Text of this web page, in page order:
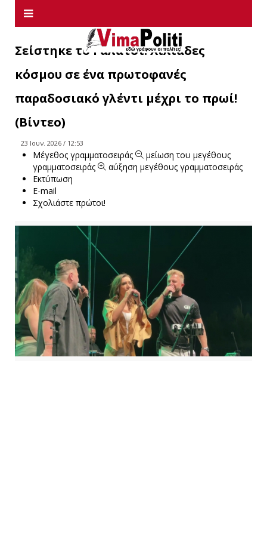
Σείστηκε το Γαλάτσι: Χιλιάδες
κόσμου σε ένα πρωτοφανές
παραδοσιακό γλέντι μέχρι το πρωί!
(Βίντεο)
23 Ιουν. 2026 / 12:53
Μέγεθος γραμματοσειράς
μείωση του μεγέθους
γραμματοσειράς
αύξηση μεγέθους γραμματοσειράς
Εκτύπωση
E-mail
Σχολιάστε πρώτοι!